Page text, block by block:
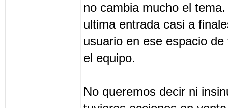
no cambia mucho el
ultima entrada casi a
usuario en ese espacio
el equipo.
No queremos decir ni